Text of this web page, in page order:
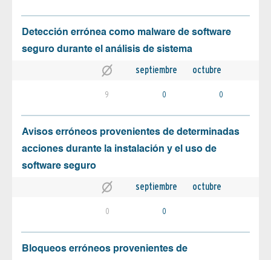
Detección errónea como malware de software
seguro durante el análisis de sistema
septiembre octubre
9 0 0
Avisos erróneos provenientes de determinadas
acciones durante la instalación y el uso de
software seguro
septiembre octubre
0 0
Bloqueos erróneos provenientes de